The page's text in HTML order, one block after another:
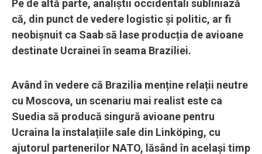
Pe de altă parte, analiștii occidentali subliniază
că, din punct de vedere logistic și politic, ar fi
neobișnuit ca Saab să lase producția de avioane
destinate Ucrainei în seama Braziliei.
Având în vedere că Brazilia menține relații neutre
cu Moscova, un scenariu mai realist este ca
Suedia să producă singură avioane pentru
Ucraina la instalațiile sale din Linköping, cu
ajutorul partenerilor NATO, lăsând în același timp